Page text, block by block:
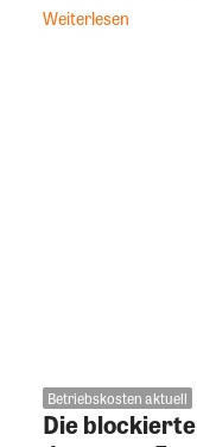
Weiterlesen
Betriebskosten aktuell
Die